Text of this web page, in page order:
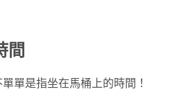
間
單是指坐在馬桶上的時間！